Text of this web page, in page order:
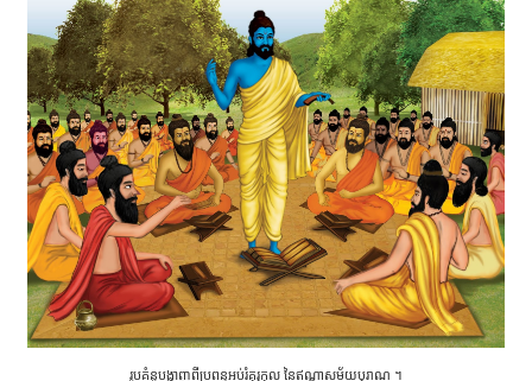
រូបគំនូបង្ហាញពីប្រពន្ធអប់រំគុរុកុល នៃឥណ្ឌាសម័យបុរាណ ។